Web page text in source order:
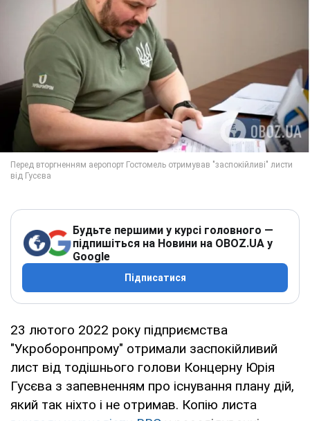
Будьте першими у курсі головного —
підпишіться на Новини на OBOZ.UA у
Google
Підписатися
23 лютого 2022 року підприємства
"Укроборонпрому" отримали заспокійливий
лист від тодішнього голови Концерну Юрія
Гусєва з запевненням про існування плану дій,
який так ніхто і не отримав. Копію листа